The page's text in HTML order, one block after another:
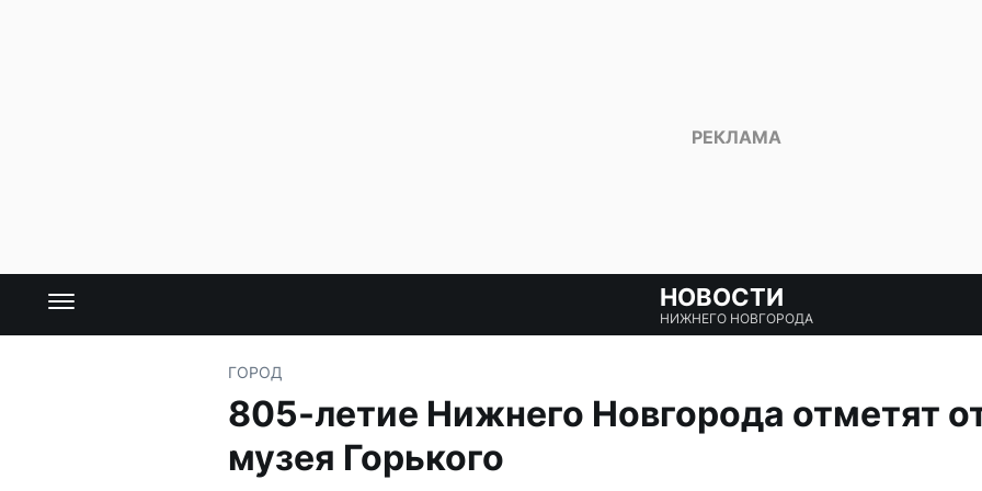
НОВОСТИ
НИЖНЕГО НОВГОРОДА
ГОРОД
805-летие Нижнего Новгорода отметят
музея Горького